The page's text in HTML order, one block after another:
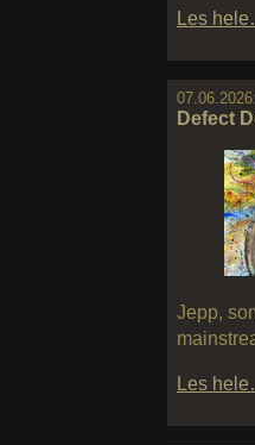
Les
07.06.2026:
Defect
Jepp,
Les